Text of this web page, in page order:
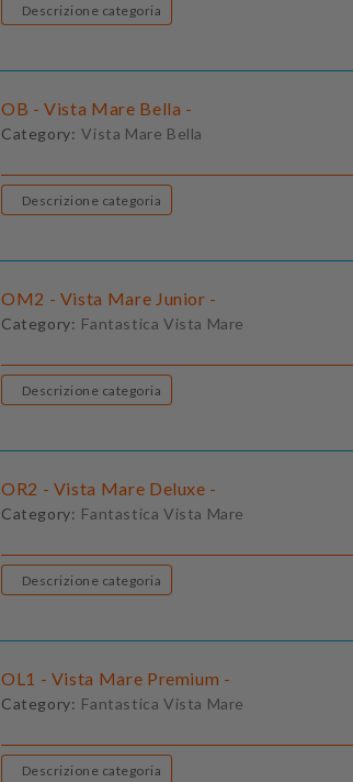
Descrizione categoria
OB - Vista Mare Bella -
Category: Vista Mare Bella
Descrizione categoria
OM2 - Vista Mare Junior -
Category: Fantastica Vista Mare
Descrizione categoria
OR2 - Vista Mare Deluxe -
Category: Fantastica Vista Mare
Descrizione categoria
OL1 - Vista Mare Premium -
Category: Fantastica Vista Mare
Descrizione categoria